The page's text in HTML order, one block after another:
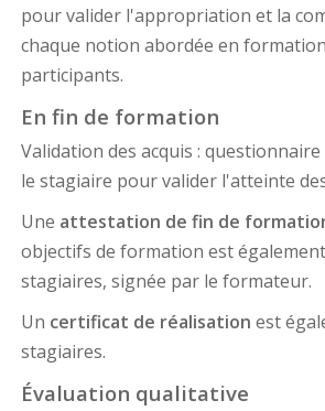
pour valider l'appropriation et la
chaque notion abordée en
participants.
En fin de formation
Validation des acquis :
le stagiaire pour valider l'atteinte
Une attestation de fin de
objectifs de formation est
stagiaires, signée par le formateur.
Un certificat de réalisation est
stagiaires.
Évaluation qualitative